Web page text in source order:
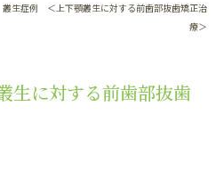
叢生症例 ＜上下顎叢生に対する前歯部抜歯矯正治
療＞
に対する前歯部抜歯